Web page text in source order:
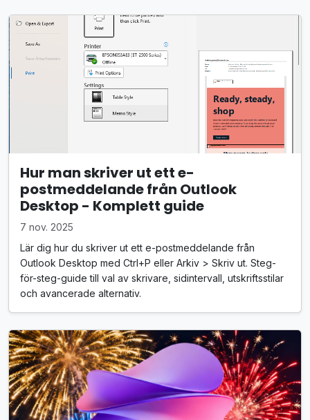
Hur man skriver ut ett e-
postmeddelande från Outlook
Desktop - Komplett guide
7 nov. 2025
Lär dig hur du skriver ut ett e-postmeddelande från
Outlook Desktop med Ctrl+P eller Arkiv > Skriv ut. Steg-
för-steg-guide till val av skrivare, sidintervall, utskriftsstilar
och avancerade alternativ.